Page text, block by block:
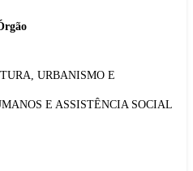
URBANISMO E
E ASSISTÊNCIA SOCIAL